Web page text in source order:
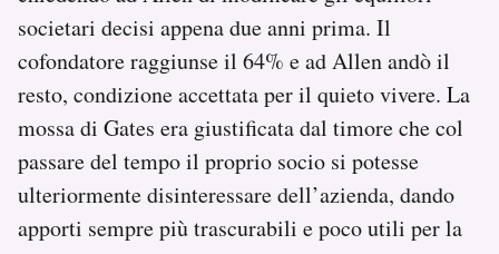
societari decisi appena due anni prima. Il
cofondatore raggiunse il 64% e ad Allen andò il
resto, condizione accettata per il quieto vivere. La
mossa di Gates era giustificata dal timore che col
passare del tempo il proprio socio si potesse
ulteriormente disinteressare dell’azienda, dando
apporti sempre più trascurabili e poco utili per la